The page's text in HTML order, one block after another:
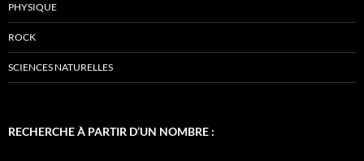
PHYSIQUE
ROCK
SCIENCES NATURELLES
RECHERCHE À PARTIR D’UN NOMBRE :